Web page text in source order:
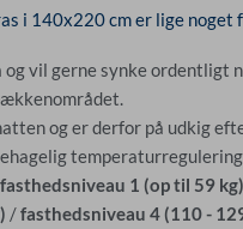
i 140x220 cm er lige noget
og vil gerne synke ordentligt
og er derfor på udkig
fasthedsniveau 1 (op til 59
/fasthedsniveau 4 (110 -